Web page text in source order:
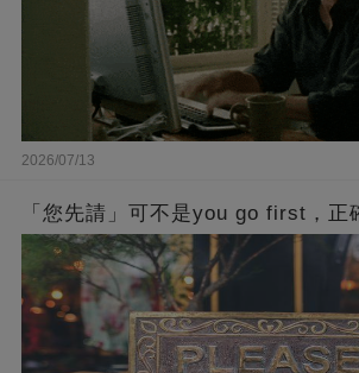
2026/07/13
「您先請」可不是you go first，